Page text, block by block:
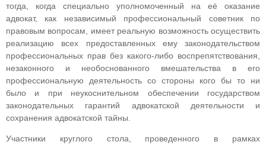
тогда, когда специально уполномоченный на её оказание
адвокат, как независимый профессиональный советник по
правовым вопросам, имеет реальную возможность осуществить
реализацию всех предоставленных ему законодательством
профессиональных прав без какого-либо воспрепятствования,
незаконного и необоснованного вмешательства в его
профессиональную деятельность со стороны кого бы то ни
было и при неукоснительном обеспечении государством
законодательных гарантий адвокатской деятельности и
сохранения адвокатской тайны.
Участники круглого стола, проведенного в рамках